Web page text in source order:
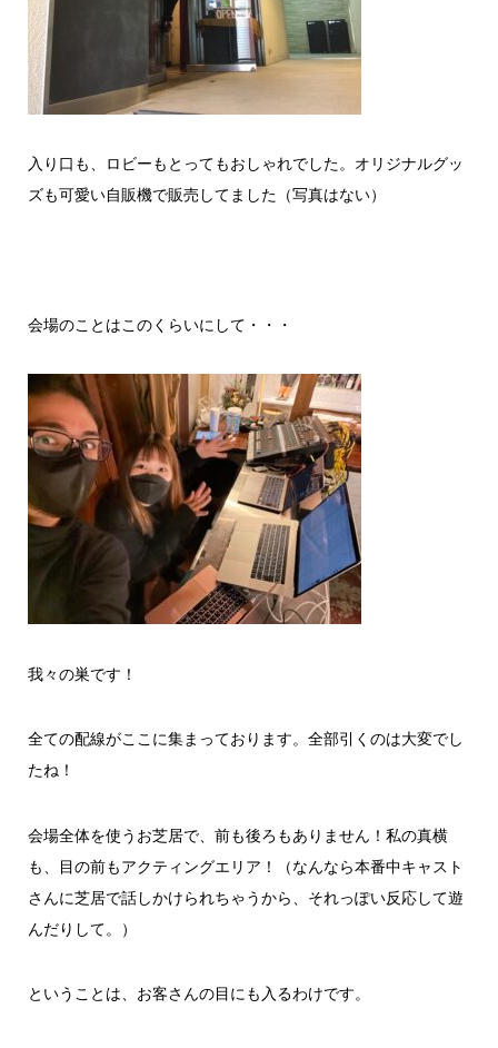
入り口も、ロビーもとってもおしゃれでした。オリジナルグッ
ズも可愛い自販機で販売してました（写真はない）
会場のことはこのくらいにして・・・
我々の巣です！
全ての配線がここに集まっております。全部引くのは大変でし
たね！
会場全体を使うお芝居で、前も後ろもありません！私の真横
も、目の前もアクティングエリア！（なんなら本番中キャスト
さんに芝居で話しかけられちゃうから、それっぽい反応して遊
んだりして。）
ということは、お客さんの目にも入るわけです。